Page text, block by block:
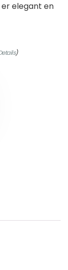
elegant en
)